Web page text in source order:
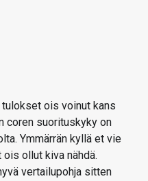
ois voinut kans
coren suorituskyky on
Ymmärrän kyllä et vie
ollut kiva nähdä.
vertailupohja sitten